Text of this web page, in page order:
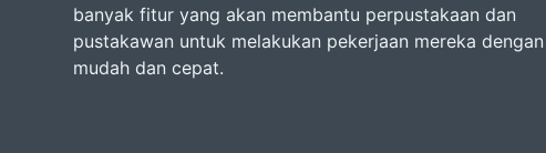
banyak fitur yang akan membantu perpustakaan dan
pustakawan untuk melakukan pekerjaan mereka dengan
mudah dan cepat.